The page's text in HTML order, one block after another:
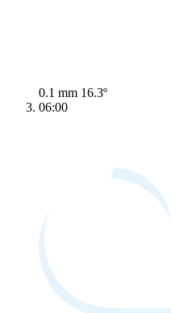
0.1 mm 16.3º
06:00